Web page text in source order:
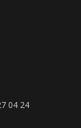
04 24